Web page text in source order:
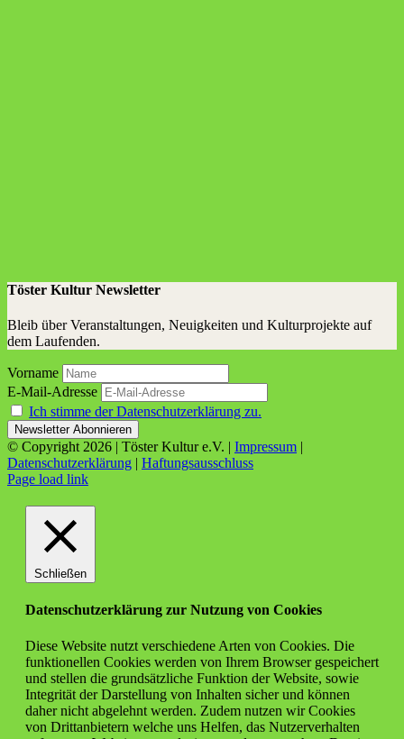
Töster Kultur Newsletter
Bleib über Veranstaltungen, Neuigkeiten und Kulturprojekte auf
dem Laufenden.
Vorname
E-Mail-Adresse
Ich stimme der Datenschutzerklärung zu.
© Copyright 2026 | Töster Kultur e.V. | Impressum |
Datenschutzerklärung | Haftungsausschluss
Facebook
X
Instagram
YouTube
Page load link
Schließen
Datenschutzerklärung zur Nutzung von Cookies
Diese Website nutzt verschiedene Arten von Cookies. Die
funktionellen Cookies werden von Ihrem Browser gespeichert
und stellen die grundsätzliche Funktion der Website, sowie
Integrität der Darstellung von Inhalten sicher und können
daher nicht abgelehnt werden. Zudem nutzen wir Cookies
von Drittanbietern welche uns Helfen, das Nutzerverhalten